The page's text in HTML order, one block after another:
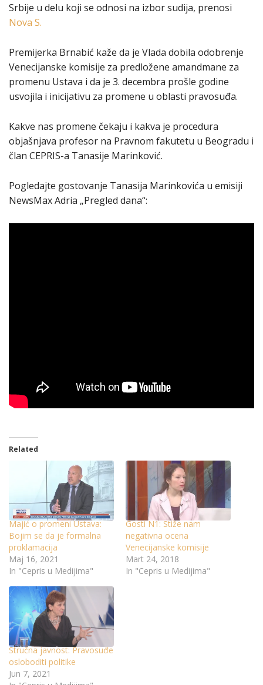
Srbije u delu koji se odnosi na izbor sudija, prenosi
Nova S.
Premijerka Brnabić kaže da je Vlada dobila odobrenje
Venecijanske komisije za predložene amandmane za
promenu Ustava i da je 3. decembra prošle godine
usvojila i inicijativu za promene u oblasti pravosuđa.
Kakve nas promene čekaju i kakva je procedura
objašnjava profesor na Pravnom fakutetu u Beogradu i
član CEPRIS-a Tanasije Marinković.
Pogledajte gostovanje Tanasija Marinkovića u emisiji
NewsMax Adria „Pregled dana“:
Related
Majić o promeni Ustava:
Bojim se da je formalna
proklamacija
Maj 16, 2021
In "Cepris u Medijima"
Gosti N1: Stiže nam
negativna ocena
Venecijanske komisije
Mart 24, 2018
In "Cepris u Medijima"
Stručna javnost: Pravosuđe
osloboditi politike
Jun 7, 2021